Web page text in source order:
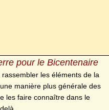
pour le Bicentenaire
les éléments de la
manière plus générale des
les faire connaître dans le